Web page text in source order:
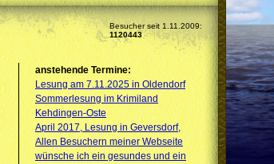
Besucher seit 1.11.2009:
1120443
anstehende Termine:
Lesung am 7.11.2025 in Oldendorf
Sommerlesung im Krimiland
Kehdingen-Oste
April 2017, Lesung in Geversdorf,
Allen Besuchern meiner Webseite
wünsche ich ein gesundes und ein